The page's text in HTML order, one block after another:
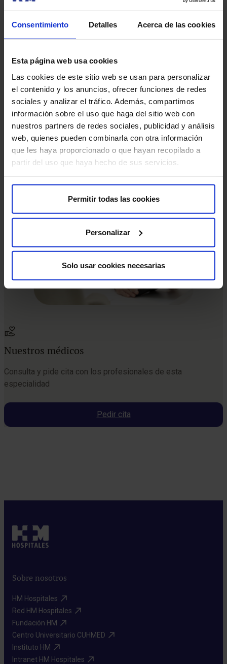
Consentimiento Detalles Acerca de las cookies
Esta página web usa cookies
Las cookies de este sitio web se usan para personalizar
el contenido y los anuncios, ofrecer funciones de redes
sociales y analizar el tráfico. Además, compartimos
información sobre el uso que haga del sitio web con
nuestros partners de redes sociales, publicidad y análisis
web, quienes pueden combinarla con otra información
que les haya proporcionado o que hayan recopilado a
partir del uso que haya hecho de sus servicios.
Permitir todas las cookies
Personalizar
Solo usar cookies necesarias
tanto en la sesión, como en casa.
Patologías más comunes: Lactantes prematuros,
cerebral infantil o hemiparesias.
EnHM Nenscuidamos de los que más te importan y
estamos siempre cerca de ti para atender todas tus
preocupaciones, resolver tus dudas y acompañaros a lo
largo del proceso de tratamiento.
NUEVA UBICACIÓN:Consultas Externas II. C/ Roger de
Flor, 151. 3ª planta.
Nuestros médicos
Consulta y pide cita con los profesionales de esta
especialidad
Pedir cita
Sobre nosotros
HM Hospitales​
Red HM Hospitales​
Fundación HM​
Centro Universitario CUHMED​
Instituto HM​
Intranet HM Hospitales​